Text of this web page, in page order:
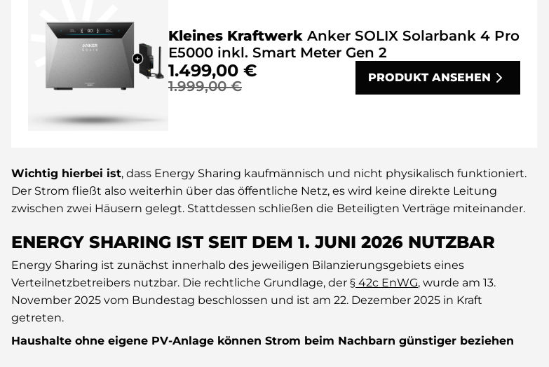
Kleines Kraftwerk Anker SOLIX Solarbank 4 Pro
E5000 inkl. Smart Meter Gen 2
1.499,00 €
1.999,00 €
PRODUKT ANSEHEN
Wichtig hierbei ist, dass Energy Sharing kaufmännisch und nicht physikalisch funktioniert.
Der Strom fließt also weiterhin über das öffentliche Netz, es wird keine direkte Leitung
zwischen zwei Häusern gelegt. Stattdessen schließen die Beteiligten Verträge miteinander.
ENERGY SHARING IST SEIT DEM 1. JUNI 2026 NUTZBAR
Energy Sharing ist zunächst innerhalb des jeweiligen Bilanzierungsgebiets eines
Verteilnetzbetreibers nutzbar. Die rechtliche Grundlage, der § 42c EnWG, wurde am 13.
November 2025 vom Bundestag beschlossen und ist am 22. Dezember 2025 in Kraft
getreten.
Haushalte ohne eigene PV-Anlage können Strom beim Nachbarn günstiger beziehen